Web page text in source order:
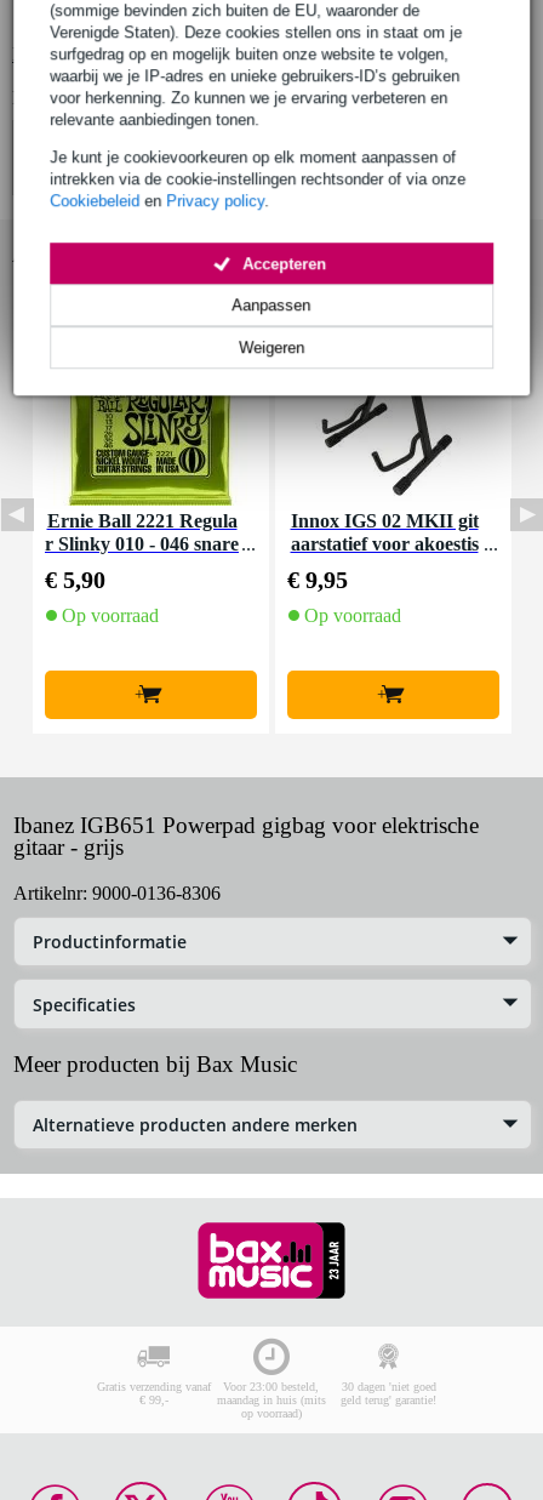
(sommige bevinden zich buiten de EU, waaronder de
Verenigde Staten). Deze cookies stellen ons in staat om je
surfgedrag op en mogelijk buiten onze website te volgen,
waarbij we je IP-adres en unieke gebruikers-ID’s gebruiken
voor herkenning. Zo kunnen we je ervaring verbeteren en
relevante aanbiedingen tonen.
Je kunt je cookievoorkeuren op elk moment aanpassen of
intrekken via de cookie-instellingen rechtsonder of via onze
Cookiebeleid en Privacy policy.
Weigeren
Aanpassen
Accepteren
serie: Powerpad
Bekijk alle productspecificaties
Bekijk ook eens (4)
Ernie Ball 2221 Regula
r Slinky 010 - 046 snare
€ 5,90
Op voorraad
+
Innox IGS 02 MKII git
aarstatief voor akoestis
€ 9,95
Op voorraad
+
Ibanez IGB651 Powerpad gigbag voor elektrische
gitaar - grijs
Artikelnr: 9000-0136-8306
Productinformatie
Specificaties
Meer producten bij Bax Music
Alternatieve producten andere merken
Gratis verzending vanaf
€ 99,-
Voor 23:00 besteld,
maandag in huis (mits
op voorraad)
30 dagen 'niet goed
geld terug' garantie!